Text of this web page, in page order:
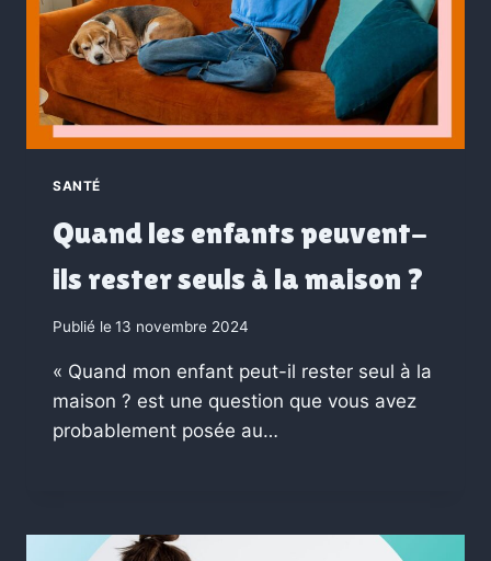
SANTÉ
Quand les enfants peuvent-
ils rester seuls à la maison ?
Publié le13 novembre 2024
« Quand mon enfant peut-il rester seul à la
maison ? est une question que vous avez
probablement posée au…